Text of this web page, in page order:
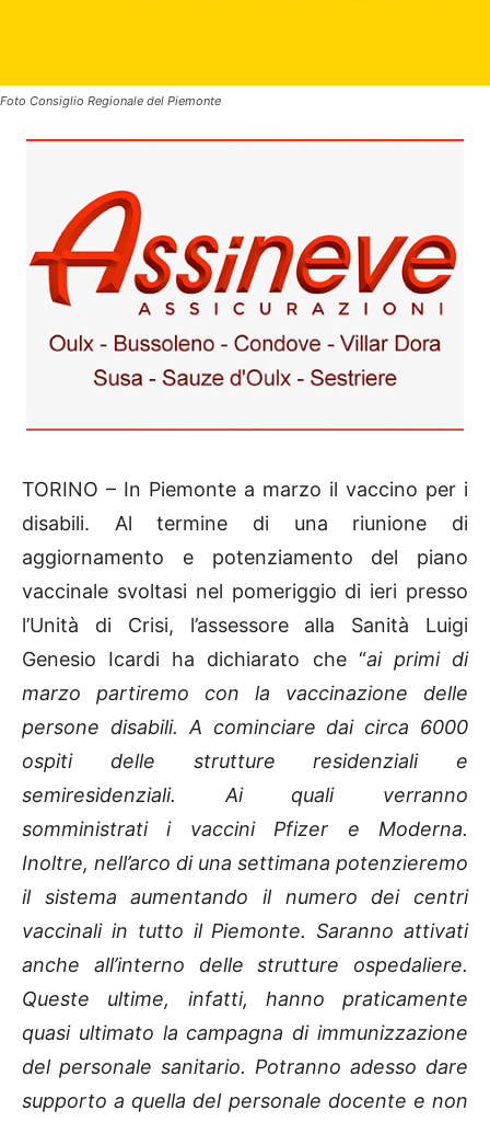
Foto Consiglio Regionale del Piemonte
TORINO – In Piemonte a marzo il vaccino per i
disabili. Al termine di una riunione di
aggiornamento e potenziamento del piano
vaccinale svoltasi nel pomeriggio di ieri presso
l’Unità di Crisi, l’assessore alla Sanità Luigi
Genesio Icardi ha dichiarato che “ai primi di
marzo partiremo con la vaccinazione delle
persone disabili. A cominciare dai circa 6000
ospiti delle strutture residenziali e
semiresidenziali. Ai quali verranno
somministrati i vaccini Pfizer e Moderna.
Inoltre, nell’arco di una settimana potenzieremo
il sistema aumentando il numero dei centri
vaccinali in tutto il Piemonte. Saranno attivati
anche all’interno delle strutture ospedaliere.
Queste ultime, infatti, hanno praticamente
quasi ultimato la campagna di immunizzazione
del personale sanitario. Potranno adesso dare
supporto a quella del personale docente e non